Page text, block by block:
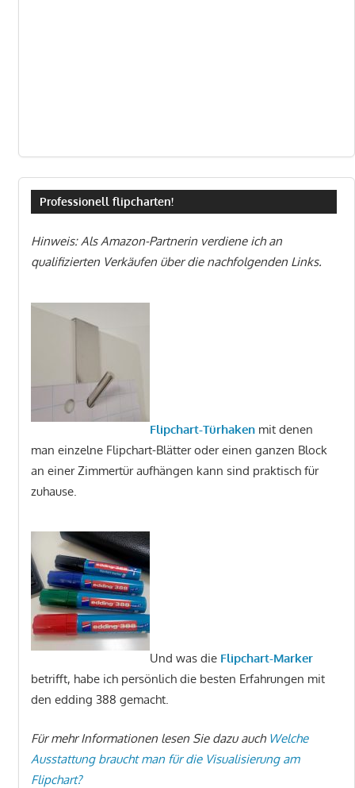
Professionell flipcharten!
Hinweis: Als Amazon-Partnerin verdiene ich an
qualifizierten Verkäufen über die nachfolgenden Links.
Flipchart-Türhakenmit denen
man einzelne Flipchart-Blätter oder einen ganzen Block
an einer Zimmertür aufhängen kann sind praktisch für
zuhause.
Und was die Flipchart-Marker
betrifft, habe ich persönlich die besten Erfahrungen mit
den edding 388 gemacht.
Für mehr Informationen lesen Sie dazu auch Welche
Ausstattung braucht man für die Visualisierung am
Flipchart?